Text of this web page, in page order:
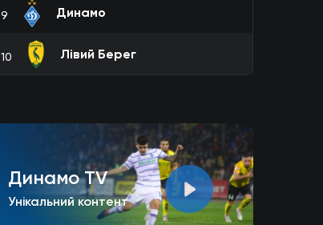
9 Динамо
10 Лівий Берег
Динамо TV
Унікальний контент